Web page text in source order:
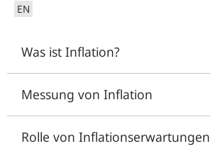
EN
Was ist Inflation?
Messung von Inflation
Rolle von Inflationserwartungen